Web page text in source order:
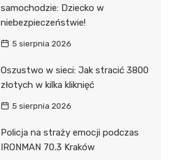
samochodzie: Dziecko w
niebezpieczeństwie!
5 sierpnia 2026
Oszustwo w sieci: Jak stracić 3800
złotych w kilka kliknięć
5 sierpnia 2026
Policja na straży emocji podczas
IRONMAN 70.3 Kraków